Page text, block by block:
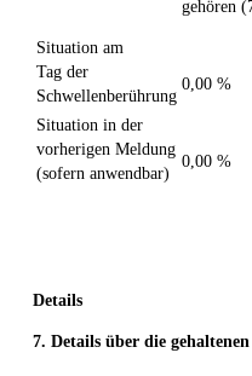
gehören
Situation am
Tag der
Schwellenberührung
0,00 %
Situation in der
vorherigen Meldung
(sofern anwendbar)
0,00 %
Details
7. Details über die